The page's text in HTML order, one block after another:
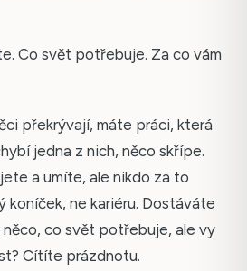
Co svět potřebuje. Za co vám
překrývají, máte práci, která
jedna z nich, něco skřípe.
a umíte, ale nikdo za to
koníček, ne kariéru. Dostáváte
co svět potřebuje, ale vy
Cítíte prázdnotu.